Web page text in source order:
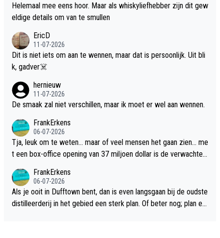
Helemaal mee eens hoor. Maar als whiskyliefhebber zijn dit gew
eldige details om van te smullen
EricD
11-07-2026
Dit is niet iets om aan te wennen, maar dat is persoonlijk. Uit bli
k, gadver☠️
hernieuw
11-07-2026
De smaak zal niet verschillen, maar ik moet er wel aan wennen.
FrankErkens
06-07-2026
Tja, leuk om te weten... maar of veel mensen het gaan zien... me
t een box-office opening van 37 miljoen dollar is de verwachte
FrankErkens
06-07-2026
Als je ooit in Dufftown bent, dan is even langsgaan bij de oudste
distilleerderij in het gebied een sterk plan. Of beter nog; plan ee